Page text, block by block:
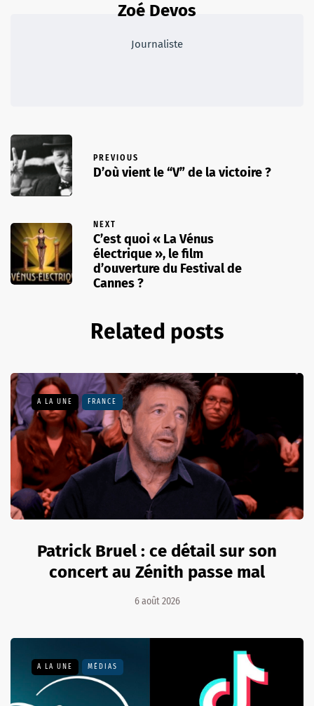
Zoé Devos
Journaliste
PREVIOUS
D’où vient le “V” de la victoire ?
NEXT
C’est quoi « La Vénus
électrique », le film
d’ouverture du Festival de
Cannes ?
Related posts
A LA UNE FRANCE
Patrick Bruel : ce détail sur son
concert au Zénith passe mal
6 août 2026
A LA UNE MÉDIAS